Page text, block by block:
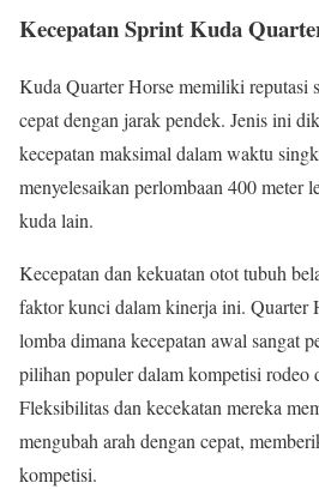
Kecepatan Sprint Kuda
Kuda Quarter Horse memiliki reputasi
cepat dengan jarak pendek. Jenis ini
kecepatan maksimal dalam waktu
menyelesaikan perlombaan 400 meter
kuda lain.
Kecepatan dan kekuatan otot tubuh
faktor kunci dalam kinerja ini. Quarter
lomba dimana kecepatan awal sangat
pilihan populer dalam kompetisi rodeo
Fleksibilitas dan kecekatan mereka
mengubah arah dengan cepat,
kompetisi.